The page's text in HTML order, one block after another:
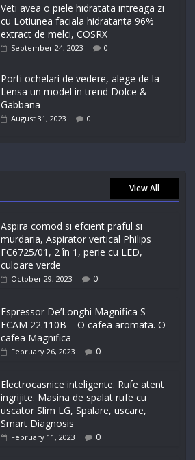
Veti avea o piele hidratata intreaga zi
cu Lotiunea faciala hidratanta 96%
extract de melci, COSRX
September 24, 2023 0
Porti ochelari de vedere, alege de la
Lensa un model in trend Dolce &
Gabbana
August 31, 2023 0
View All
Aspira comod si efcient praful si
murdaria, Aspirator vertical Philips
FC6725/01, 2 în 1, perie cu LED,
culoare verde
October 29, 2023 0
Espressor De’Longhi Magnifica S
ECAM 22.110B – O cafea aromata. O
cafea Magnifica
February 26, 2023 0
Electrocasnice inteligente. Rufe atent
ingrijite. Masina de spalat rufe cu
uscator Slim LG, Spalare, uscare,
Smart Diagnosis
February 11, 2023 0